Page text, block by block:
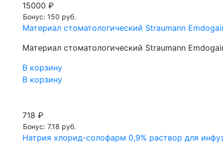
15000 ₽
Бонус: 150 руб.
Материал стоматологический Straumann
Материал стоматологический Straumann
В корзину
В корзину
718 ₽
Бонус: 7.18 руб.
Натрия хлорид-солофарм 0,9% раствор для